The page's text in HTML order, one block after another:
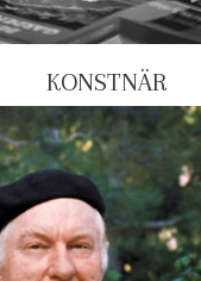
KONSTNÄR